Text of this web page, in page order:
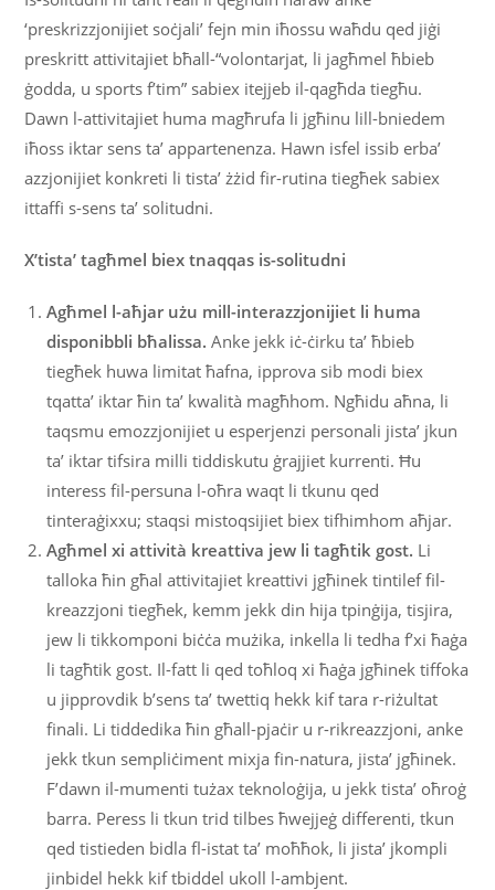
‘preskrizzjonijiet soċjali’ fejn min iħossu waħdu qed jiġi
preskritt attivitajiet bħall-“volontarjat, li jagħmel ħbieb
ġodda, u sports f’tim” sabiex itejjeb il-qagħda tiegħu.
Dawn l-attivitajiet huma magħrufa li jgħinu lill-bniedem
iħoss iktar sens ta’ appartenenza. Hawn isfel issib erba’
azzjonijiet konkreti li tista’ żżid fir-rutina tiegħek sabiex
ittaffi s-sens ta’ solitudni.
X’tista’ tagħmel biex tnaqqas is-solitudni
Agħmel l-aħjar użu mill-interazzjonijiet li huma
disponibbli bħalissa.Anke jekk iċ-ċirku ta’ ħbieb
tiegħek huwa limitat ħafna, ipprova sib modi biex
tqatta’ iktar ħin ta’ kwalità magħhom. Ngħidu aħna, li
taqsmu emozzjonijiet u esperjenzi personali jista’ jkun
ta’ iktar tifsira milli tiddiskutu ġrajjiet kurrenti. Ħu
interess fil-persuna l-oħra waqt li tkunu qed
tinteraġixxu; staqsi mistoqsijiet biex tifhimhom aħjar.
Agħmel xi attività kreattiva jew li tagħtik gost. Li
talloka ħin għal attivitajiet kreattivi jgħinek tintilef fil-
kreazzjoni tiegħek, kemm jekk din hija tpinġija, tisjira,
jew li tikkomponi biċċa mużika, inkella li tedha f’xi ħaġa
li tagħtik gost. Il-fatt li qed toħloq xi ħaġa jgħinek tiffoka
u jipprovdik b’sens ta’ twettiq hekk kif tara r-riżultat
finali. Li tiddedika ħin għall-pjaċir u r-rikreazzjoni, anke
jekk tkun sempliċiment mixja fin-natura, jista’ jgħinek.
F’dawn il-mumenti tużax teknoloġija, u jekk tista’ oħroġ
barra. Peress li tkun trid tilbes ħwejjeġ differenti, tkun
qed tistieden bidla fl-istat ta’ moħħok, li jista’ jkompli
jinbidel hekk kif tbiddel ukoll l-ambjent.